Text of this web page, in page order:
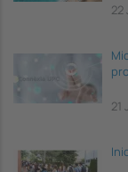
22
21